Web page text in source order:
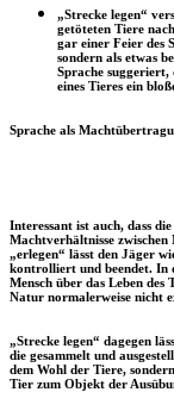
„Strecke legen“
getöteten Tiere
gar einer Feier des
sondern als etwas
Sprache suggeriert,
eines Tieres ein
Sprache als
Interessant ist auch, dass
Machtverhältnisse
„erlegen“ lässt den Jäger
kontrolliert und beendet. In
Mensch über das Leben
Natur normalerweise nicht
„Strecke legen“ dagegen
die gesammelt und
dem Wohl der Tiere,
Tier zum Objekt der